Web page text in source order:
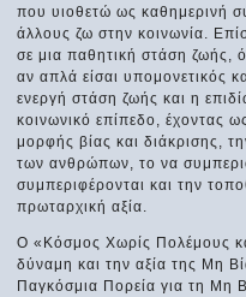
που υιοθετώ ως καθημερινή
άλλους ζω στην κοινωνία.
σε μια παθητική στάση ζωής,
αν απλά είσαι υπομονετικός
ενεργή στάση ζωής και η
κοινωνικό επίπεδο, έχοντας
μορφής βίας και διάκρισης,
των ανθρώπων, το να
συμπεριφέρονται και την
πρωταρχική αξία.
Ο «Κόσμος Χωρίς Πολέμους
δύναμη και την αξία της Μη
Παγκόσμια Πορεία για τη Μη